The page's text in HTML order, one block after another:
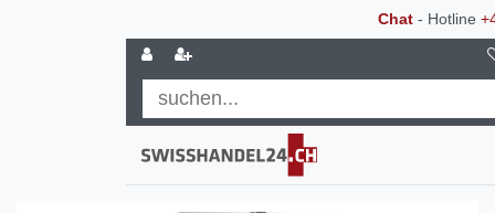
Chat- Hotline